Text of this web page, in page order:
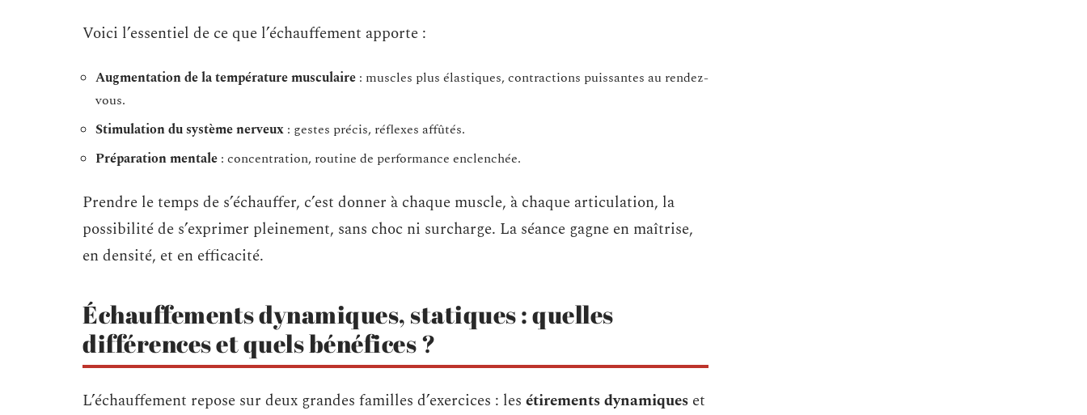
Voici l’essentiel de ce que l’échauffement apporte :
Augmentation de la température musculaire : muscles plus élastiques, contractions puissantes au rendez-
vous.
Stimulation du système nerveux : gestes précis, réflexes affûtés.
Préparation mentale : concentration, routine de performance enclenchée.
Prendre le temps de s’échauffer, c’est donner à chaque muscle, à chaque articulation, la
possibilité de s’exprimer pleinement, sans choc ni surcharge. La séance gagne en maîtrise,
en densité, et en efficacité.
Échauffements dynamiques, statiques : quelles
différences et quels bénéfices ?
L’échauffement repose sur deux grandes familles d’exercices : les étirements dynamiques et